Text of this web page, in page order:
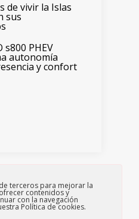
de vivir la Islas
sus
s800 PHEV
autonomía
y confort
S.L.
y Viajes All Rights
terceros para mejorar la
contenidos y
con la navegación
Política de cookies.